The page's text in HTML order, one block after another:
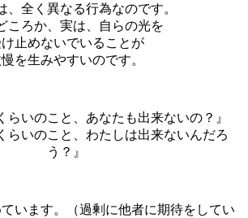
、全く異なる行為なのです。
ころか、実は、自らの光を
け止めないでいることが
を生みやすいのです。
らいのこと、あなたも出来ないの？』
らいのこと、わたしは出来ないんだろ
う？』
います。（過剰に他者に期待をしてい